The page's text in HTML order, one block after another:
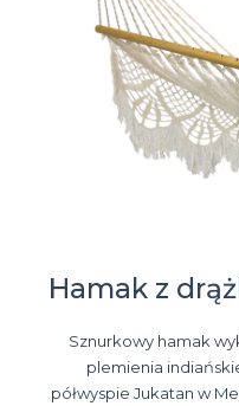
Hamak z
Sznurkowy hamak
plemienia
półwyspie Jukatan w